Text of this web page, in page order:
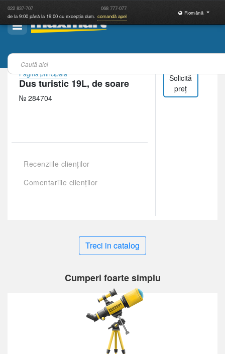
022 837-707 068 777-077
de la 9:00 până la 19:00 cu excepția dum. comandă apel
Română
Pagina principală
Dus turistic 19L, de soare
№ 284704
Recenziile clienților
Comentariile clienților
Solicită
preț
Treci in catalog
Cumperi foarte simplu